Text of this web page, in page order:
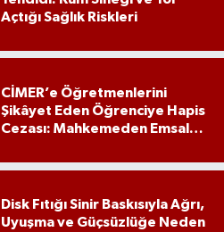
Açtığı Sağlık Riskleri
CİMER’e Öğretmenlerini
Şikâyet Eden Öğrenciye Hapis
Cezası: Mahkemeden Emsal
Disk Fıtığı Sinir Baskısıyla Ağrı,
Uyuşma ve Güçsüzlüğe Neden